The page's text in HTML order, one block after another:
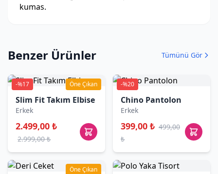
kumas.
Benzer Ürünler Tümünü Gör
-%17 Öne Çıkan
Slim Fit Takım Elbise
Erkek
2.499,00 ₺
2.999,00 ₺
-%20
Chino Pantolon
Erkek
399,00 ₺ 499,00
₺
Öne Çıkan